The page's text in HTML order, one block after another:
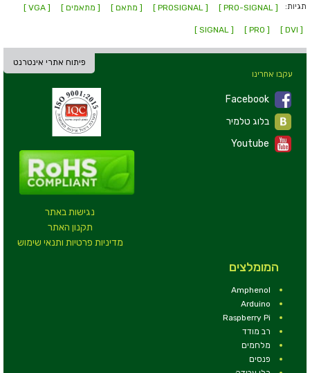
תגיות: [ PRO-SIGNAL ]
[ PROSIGNAL ] [ מתאם ] [ מתאמים ] [ VGA ]
[ DVI ]
[ PRO ]
[ SIGNAL ]
פיתוח אתרי אינטרנט
נגישות באתר
תקנון האתר
מדיניות פרטיות ותנאי שימוש
עקבו אחרינו
Facebook
Youtube
המומלצים
Amphenol
Arduino
Raspberry Pi
רב מודד
מלחמים
פנסים